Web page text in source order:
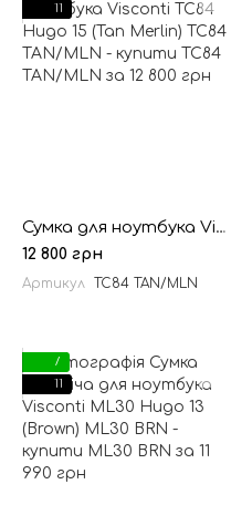
11
Сумка для ноутбука Visconti TC84 Hugo 15 (Tan Merlin)
12 800 грн
Артикул TC84 TAN/MLN
7
11